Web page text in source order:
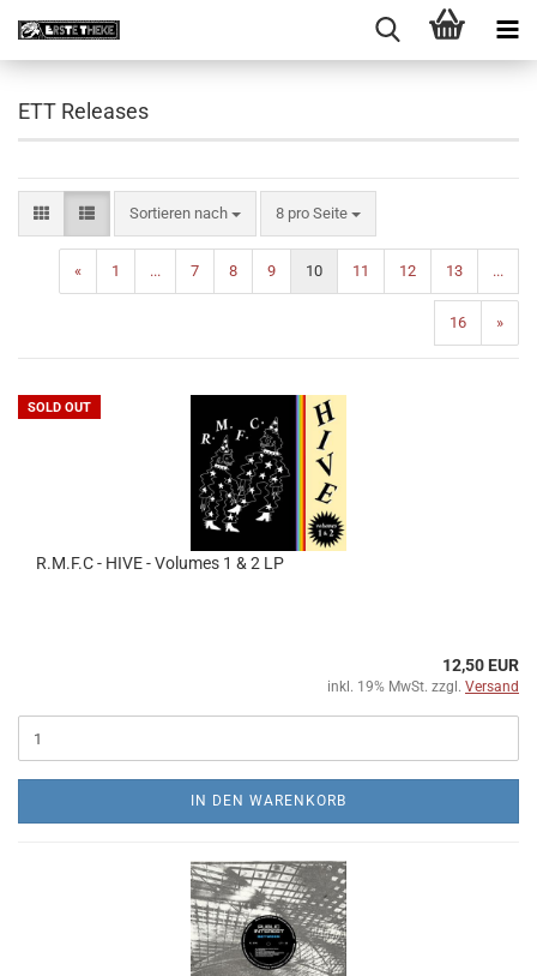
ETT Releases
Sortieren nach
Sortieren nach 8 pro Seite
pro Seite
« 1 ... 7 8 9 10 11 12 13 ...
16 »
SOLD OUT
R​.​M​.​F​.​C - HIVE - Volumes 1 & 2 LP
12,50 EUR
inkl. 19% MwSt. zzgl. Versand
IN DEN WARENKORB